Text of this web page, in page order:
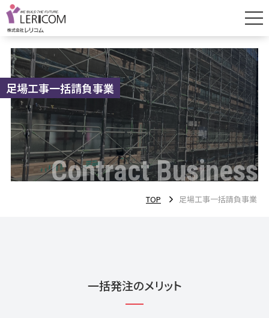
仮設機材レンタル事業
足場工事一括請負事業
会社案内
営業所案内
採用情報Contract Business
足場工事一括請負事業
TOP 足場工事一括請負事業
一括発注のメリット